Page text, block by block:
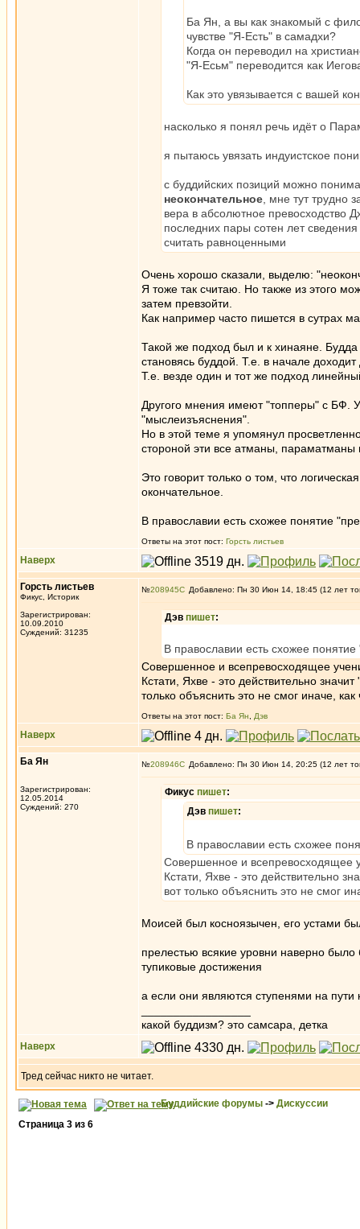
Ба Ян, а вы как знакомый с
чувстве "Я-Есть" в самадхи?
Когда он переводил на
"Я-Есьм" переводится как
Как это увязывается с вашей
насколько я понял речь идёт о
я пытаюсь увязать индуистское
с буддийских позиций можно
неокончательное , мне тут трудно
вера в абсолютное превосходство
последних пары сотен лет
считать равноценными
Очень хорошо сказали, выделю:
Я тоже так считаю. Но также из этого
затем превзойти.
Как например часто пишется в сутрах
Такой же подход был и к хинаяне.
становясь буддой. Т.е. в начале
Т.е. везде один и тот же подход
Другого мнения имеют "топперы" с БФ.
"мыслеизъяснения".
Но в этой теме я упомянул
стороной эти все атманы,
Это говорит только о том, что
окончательное.
В православии есть схожее понятие
Ответы на этот пост: Горсть листьев
Наверх
Горсть листьев
Фикус, Историк
Зарегистрирован:
10.09.2010
Суждений: 31235
№208945 Добавлено: Пн 30 Июн 14, 18:45 (12 лет
Дэв пишет:
В православии есть схожее
Совершенное и всепревосходящее
Кстати, Яхве - это действительно
только объяснить это не смог иначе, как
Ответы на этот пост: Ба Ян Дэв
Наверх
Ба Ян
Зарегистрирован:
12.05.2014
Суждений: 270
№208946 Добавлено: Пн 30 Июн 14, 20:25 (12 лет
Фикус пишет:
Дэв пишет:
В православии есть схожее
Совершенное и всепревосходящее
Кстати, Яхве - это действительно
вот только объяснить это не смог
Моисей был косноязычен, его устами
прелестью всякие уровни наверно было
тупиковые достижения
а если они являются ступенями на
какой буддизм? это самсара, детка
Наверх
Тред сейчас никто не читает.
Буддийские форумы -> Дискуссии
Страница 3 из 6